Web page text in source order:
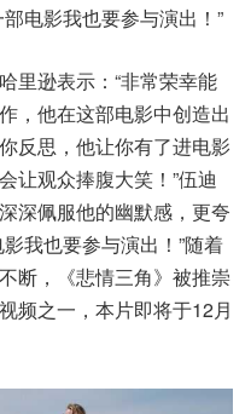
电影我也要参与演出！”
里逊表示：“非常荣幸能
，他在这部电影中创造出
反思，他让你有了进电影
让观众捧腹大笑！”伍迪
深佩服他的幽默感，更夸
我也要参与演出！”随着
断，《悲情三角》被推崇
频之一，本片即将于12月